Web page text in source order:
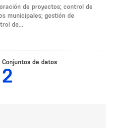
de proyectos; control de
municipales; gestión de
de...
Conjuntos de datos
2